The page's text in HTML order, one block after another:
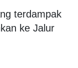
terdampak
ke Jalur